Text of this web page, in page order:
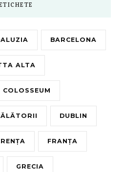
BARCELONA
ALTA
COLOSSEUM
DUBLIN
FRANȚA
GRECIA